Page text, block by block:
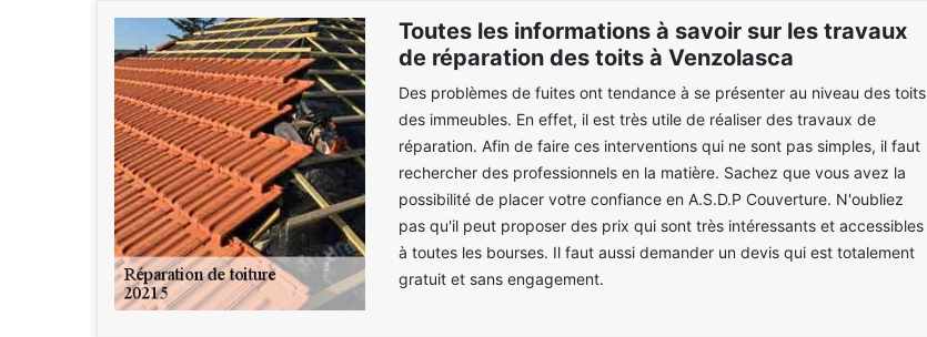
Toutes les informations à savoir sur les travaux
de réparation des toits à Venzolasca
Des problèmes de fuites ont tendance à se présenter au niveau des toits
des immeubles. En effet, il est très utile de réaliser des travaux de
réparation. Afin de faire ces interventions qui ne sont pas simples, il faut
rechercher des professionnels en la matière. Sachez que vous avez la
possibilité de placer votre confiance en A.S.D.P Couverture. N'oubliez
pas qu'il peut proposer des prix qui sont très intéressants et accessibles
à toutes les bourses. Il faut aussi demander un devis qui est totalement
gratuit et sans engagement.